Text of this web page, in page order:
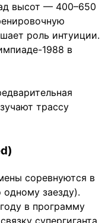
высот — 400–650
роль интуиции.
1988 в
трассу
соревнуются в
заезду).
в программу